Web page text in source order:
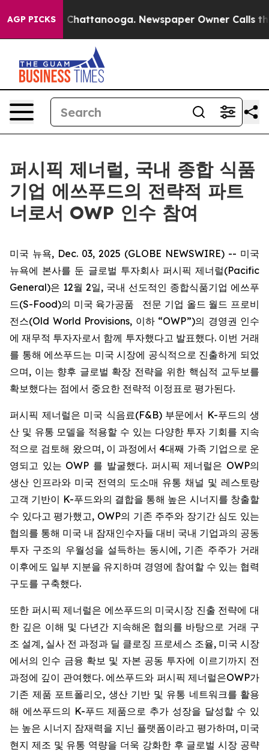
AGP PICKS
Chaos in Chattanooga. Newspaper Owner Calls the
퍼시픽 제너럴, 국내 종합 식품
기업 에쓰푸드의 전략적 파트
너로서 OWP 인수 참여
미국 뉴욕, Dec. 03, 2025 (GLOBE NEWSWIRE) -- 미국
뉴욕에 본사를 둔 글로벌 투자회사 퍼시픽 제너럴(Pacific
General)은 12월 2일, 국내 선도적인 종합식품기업 에쓰푸
드(S-Food)의 미국 육가공품 전문 기업 올드 월드 프로비
전스(Old World Provisions, 이하 “OWP”)의 경영권 인수
에 재무적 투자자로서 함께 투자했다고 발표했다. 이번 거래
를 통해 에쓰푸드는 미국 시장에 공식적으로 진출하게 되었
으며, 이는 향후 글로벌 확장 전략을 위한 핵심적 교두보를
확보했다는 점에서 중요한 전략적 이정표로 평가된다.
퍼시픽 제너럴은 미국 식음료(F&B) 부문에서 K-푸드의 생
산 및 유통 모델을 적용할 수 있는 다양한 투자 기회를 지속
적으로 검토해 왔으며, 이 과정에서 4대째 가족 기업으로 운
영되고 있는 OWP 를 발굴했다. 퍼시픽 제너럴은 OWP의
생산 인프라와 미국 전역의 도소매 유통 채널 및 레스토랑
고객 기반이 K-푸드와의 결합을 통해 높은 시너지를 창출할
수 있다고 평가했고, OWP의 기존 주주와 장기간 심도 있는
협의를 통해 미국 내 잠재인수자들 대비 국내 기업과의 공동
투자 구조의 우월성을 설득하는 동시에, 기존 주주가 거래
이후에도 일부 지분을 유지하며 경영에 참여할 수 있는 협력
구도를 구축했다.
또한 퍼시픽 제너럴은 에쓰푸드의 미국시장 진출 전략에 대
한 깊은 이해 및 다년간 지속해온 협의를 바탕으로 거래 구
조 설계, 실사 전 과정과 딜 클로징 프로세스 조율, 미국 시장
에서의 인수 금융 확보 및 자본 공동 투자에 이르기까지 전
과정에 깊이 관여했다. 에쓰푸드와 퍼시픽 제너럴은OWP가
기존 제품 포트폴리오, 생산 기반 및 유통 네트워크를 활용
해 에쓰푸드의 K-푸드 제품으로 추가 성장을 달성할 수 있
는 높은 시너지 잠재력을 지닌 플랫폼이라고 평가하며, 미국
현지 제조 및 유통 역량을 더욱 강화한 후 글로벌 시장 공략